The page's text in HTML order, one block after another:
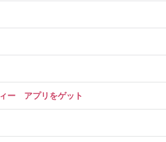
ー アプリをゲット